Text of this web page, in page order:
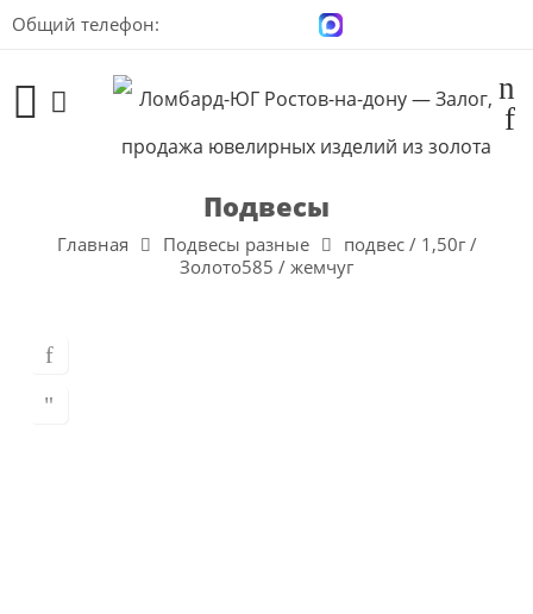
Общий телефон:
Подвесы
Главная Подвесы разные
подвес / 1,50г /
Золото585 / жемчуг